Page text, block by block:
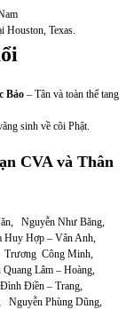
Houston, Texas.
Bảo – Tân và toàn thể tang
sinh về cõi Phật.
CVA và Thân
Nguyễn Như Băng,
Hợp – Vân Anh,
Trương Công Minh,
Lâm – Hoàng,
Điền – Trang,
Nguyễn Phùng Dũng,